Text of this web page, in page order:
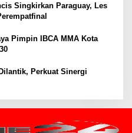
Singkirkan Paraguay, Les
Pimpin IBCA MMA Kota
Perkuat Sinergi